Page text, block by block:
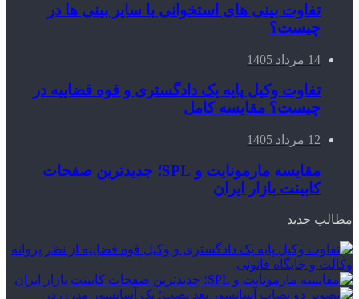
تفاوت بینی های استخوانی با سایر بینی ها در
چیست؟
14 مرداد 1405
تفاوت وکیل پایه یک دادگستری و قوه قضاییه در
چیست؟ مقایسه کامل
12 مرداد 1405
مقایسه مارمونایت و SPL؛ جدیدترین صفحات
کابینت بازار ایران
مطالب جدید